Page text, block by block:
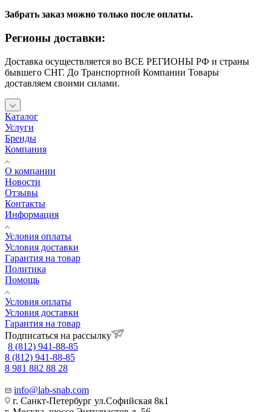
Забрать заказ можно только после оплаты.
Регионы доставки:
Доставка осуществляется во ВСЕ РЕГИОНЫ РФ и страны
бывшего СНГ. До Транспортной Компании Товары
доставляем своими силами.
Каталог
Услуги
Бренды
Компания
О компании
Новости
Отзывы
Контакты
Информация
Условия оплаты
Условия доставки
Гарантия на товар
Политика
Помощь
Условия оплаты
Условия доставки
Гарантия на товар
Подписаться на рассылку
8 (812) 941-88-85
8 (812) 941-88-85
8 981 882 88 28
info@lab-snab.com
г. Санкт-Петербург ул.Софийская 8к1